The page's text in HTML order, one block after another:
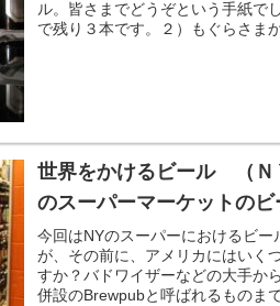
ル。皆さまでどうぞという手紙で
で残り３本です。２）もぐらさま
世界をかけるビール （
のスーパーマーケットのビ
今回はNYのスーパーにおけるビー
が、その前に、アメリカにはいく
すか？バドワイザーなどの大手か
併設のBrewpubと呼ばれるものま